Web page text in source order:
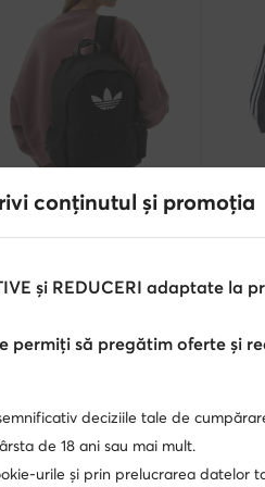
· Negru
mic preț147,90 Lei-8%
Ofertă
Rucsac
Cel mai
conținutul și promoția
și REDUCERI adaptate la
permiți să pregătim oferte și
deciziile tale de
de 18 ani sau mai mult.
urile și prin prelucrarea datelor